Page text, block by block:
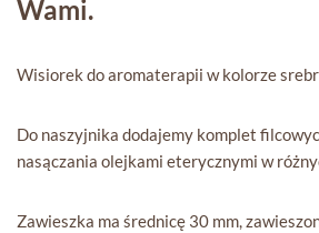
Wami.
Wisiorek do aromaterapii w kolorze
Do naszyjnika dodajemy komplet
nasączania olejkami eterycznymi w
Zawieszka ma średnicę 30 mm,